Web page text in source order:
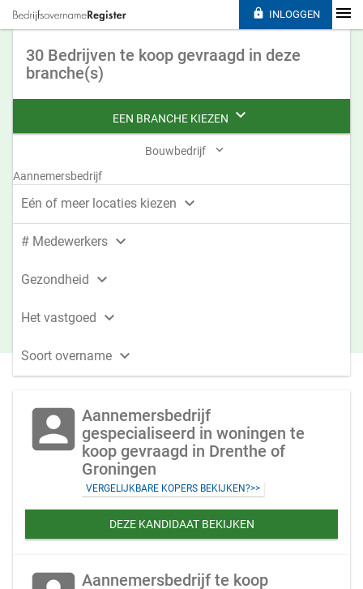
30 Bedrijven te koop gevraagd in deze
branche(s)
EEN BRANCHE KIEZEN 
Bouwbedrijf 
Aannemersbedrijf
Eén of meer locaties kiezen 
# Medewerkers 
Gezondheid 
Het vastgoed 
Soort overname 
account_box Aannemersbedrijf
gespecialiseerd in woningen te
koop gevraagd in Drenthe of
Groningen
VERGELIJKBARE KOPERS BEKIJKEN?>>
DEZE KANDIDAAT BEKIJKEN
Aannemersbedrijf te koop
 INLOGGEN